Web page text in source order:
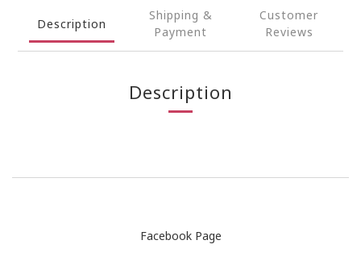
Description
Shipping &
Payment
Customer
Reviews
Description
Facebook Page